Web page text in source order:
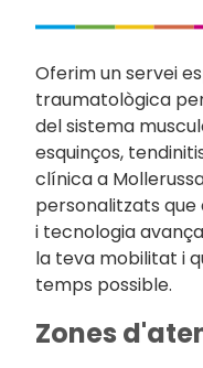
Oferim un servei
traumatològica
del sistema
esquinços,
clínica a
personalitzats
i tecnologia
la teva mobilitat i
temps possible.
Zones